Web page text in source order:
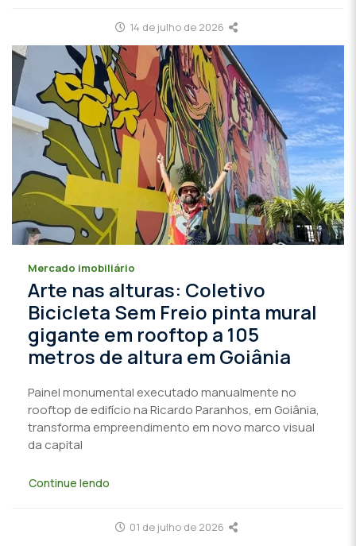
14 de julho de 2026
Mercado imobiliário
Arte nas alturas: Coletivo
Bicicleta Sem Freio pinta mural
gigante em rooftop a 105
metros de altura em Goiânia
Painel monumental executado manualmente no
rooftop de edifício na Ricardo Paranhos, em Goiânia,
transforma empreendimento em novo marco visual
da capital
Continue lendo
01 de julho de 2026